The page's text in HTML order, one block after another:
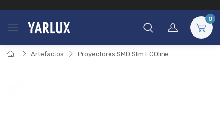
0
Artefactos Proyectores SMD Slim ECOline